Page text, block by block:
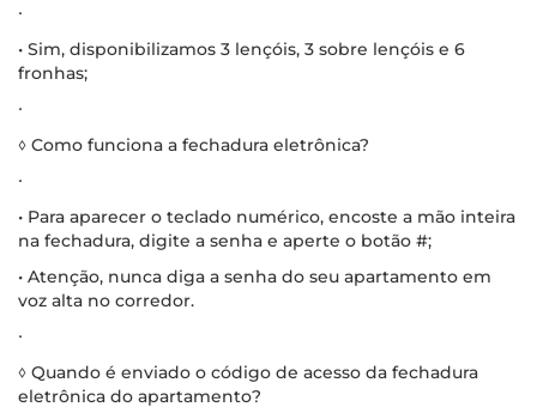
∙
• Sim, disponibilizamos 3 lençóis, 3 sobre lençóis e 6
fronhas;
∙
◊ Como funciona a fechadura eletrônica?
∙
• Para aparecer o teclado numérico, encoste a mão inteira
na fechadura, digite a senha e aperte o botão #;
• Atenção, nunca diga a senha do seu apartamento em
voz alta no corredor.
∙
◊ Quando é enviado o código de acesso da fechadura
eletrônica do apartamento?